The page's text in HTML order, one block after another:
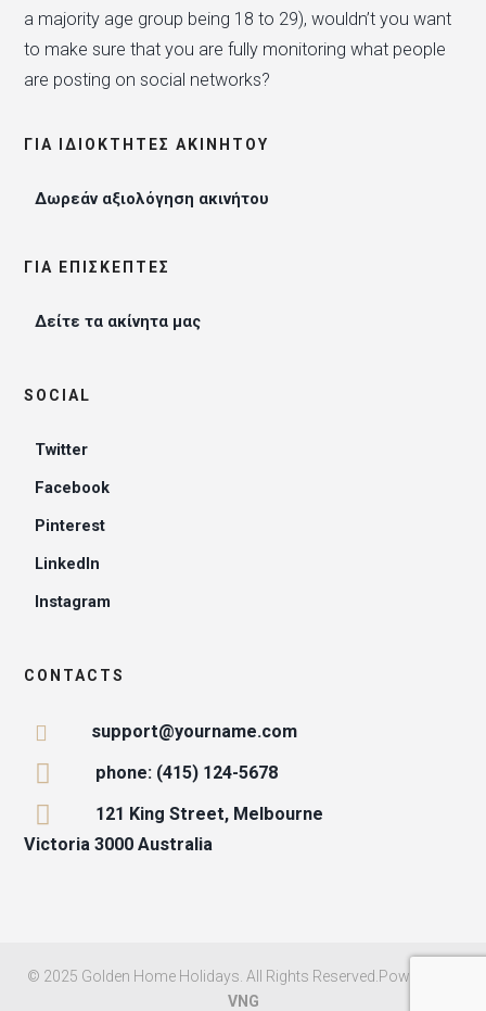
a majority age group being 18 to 29), wouldn’t you want
to make sure that you are fully monitoring what people
are posting on social networks?
ΓΙΑ ΙΔΙΟΚΤΉΤΕΣ ΑΚΙΝΉΤΟΥ
Δωρεάν αξιολόγηση ακινήτου
ΓΙΑ ΕΠΙΣΚΈΠΤΕΣ
Δείτε τα ακίνητα μας
SOCIAL
Twitter
Facebook
Pinterest
LinkedIn
Instagram
CONTACTS
support@yourname.com
phone: (415) 124-5678
121 King Street, Melbourne
Victoria 3000 Australia
© 2025 Golden Home Holidays. All Rights Reserved.Powered by
VNG